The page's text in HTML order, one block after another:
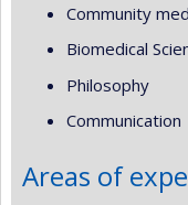
Community
Biomedical
Philosophy
Communication
Areas of